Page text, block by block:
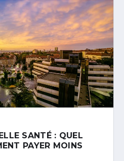
SANTÉ : QUEL
PAYER MOINS